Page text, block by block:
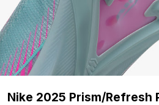
Nike 2025 Prism/Refresh